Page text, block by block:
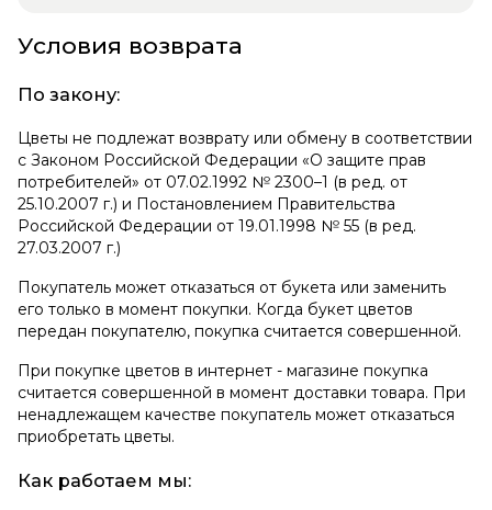
Условия возврата
По закону:
Цветы не подлежат возврату или обмену в соответствии
с Законом Российской Федерации «О защите прав
потребителей» от 07.02.1992 № 2300–1 (в ред. от
25.10.2007 г.) и Постановлением Правительства
Российской Федерации от 19.01.1998 № 55 (в ред.
27.03.2007 г.)
Покупатель может отказаться от букета или заменить
его только в момент покупки. Когда букет цветов
передан покупателю, покупка считается совершенной.
При покупке цветов в интернет - магазине покупка
считается совершенной в момент доставки товара. При
ненадлежащем качестве покупатель может отказаться
приобретать цветы.
Как работаем мы: